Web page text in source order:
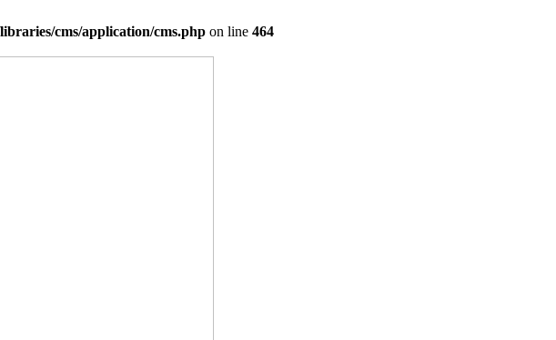
cms/application/cms.php on line 464